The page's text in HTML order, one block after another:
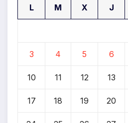
L M X J
3 4 5 6
10 11 12 13
17 18 19 20